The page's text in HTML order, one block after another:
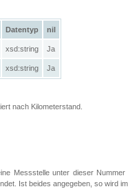
Datentyp nil
xsd:string Ja
xsd:string Ja
nach Kilometerstand.
Messstelle unter dieser
Ist beides angegeben, so wird